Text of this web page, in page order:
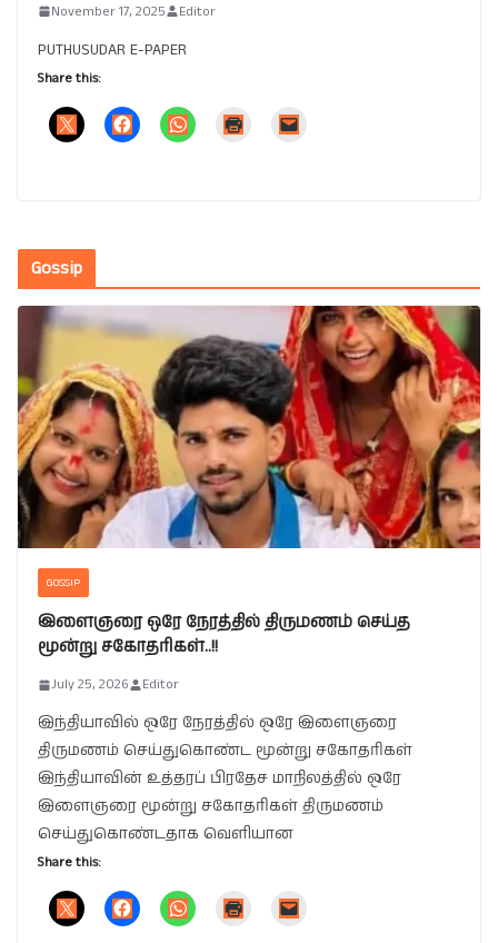
November 17, 2025 Editor
PUTHUSUDAR E-PAPER
Share this:
Gossip
GOSSIP
இளைஞரை ஒரே நேரத்தில் திருமணம் செய்த
மூன்று சகோதரிகள்..!!
July 25, 2026 Editor
இந்தியாவில் ஒரே நேரத்தில் ஒரே இளைஞரை
திருமணம் செய்துகொண்ட மூன்று சகோதரிகள்
இந்தியாவின் உத்தரப் பிரதேச மாநிலத்தில் ஒரே
இளைஞரை மூன்று சகோதரிகள் திருமணம்
செய்துகொண்டதாக வெளியான
Share this: